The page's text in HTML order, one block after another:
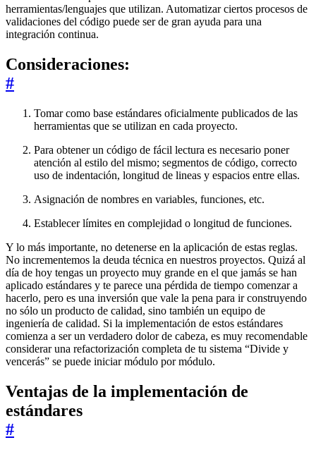
herramientas/lenguajes que utilizan. Automatizar ciertos procesos de
validaciones del código puede ser de gran ayuda para una
integración continua.
Consideraciones:
#
Tomar como base estándares oficialmente publicados de las
herramientas que se utilizan en cada proyecto.
Para obtener un código de fácil lectura es necesario poner
atención al estilo del mismo; segmentos de código, correcto
uso de indentación, longitud de lineas y espacios entre ellas.
Asignación de nombres en variables, funciones, etc.
Establecer límites en complejidad o longitud de funciones.
Y lo más importante, no detenerse en la aplicación de estas reglas.
No incrementemos la deuda técnica en nuestros proyectos. Quizá al
día de hoy tengas un proyecto muy grande en el que jamás se han
aplicado estándares y te parece una pérdida de tiempo comenzar a
hacerlo, pero es una inversión que vale la pena para ir construyendo
no sólo un producto de calidad, sino también un equipo de
ingeniería de calidad. Si la implementación de estos estándares
comienza a ser un verdadero dolor de cabeza, es muy recomendable
considerar una refactorización completa de tu sistema “Divide y
vencerás” se puede iniciar módulo por módulo.
Ventajas de la implementación de
estándares
#